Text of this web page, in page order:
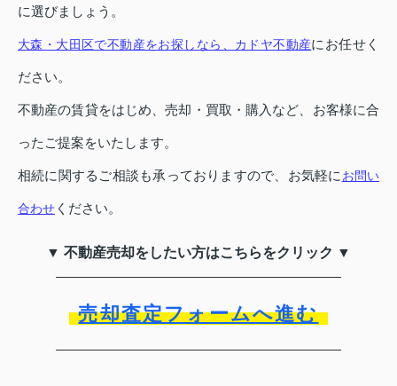
に選びましょう。
大森・大田区で不動産をお探しなら、カドヤ不動産にお任せく
ださい。
不動産の賃貸をはじめ、売却・買取・購入など、お客様に合
ったご提案をいたします。
相続に関するご相談も承っておりますので、お気軽にお問い
合わせ ください。
▼ 不動産売却をしたい方はこちらをクリック ▼
売却査定フォームへ進む